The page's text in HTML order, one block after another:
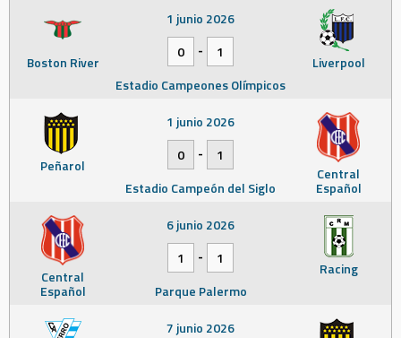
Boston River Liverpool
1 junio 2026
0
-
1
Estadio Campeones Olímpicos
Peñarol Central
Español
1 junio 2026
0
-
1
Estadio Campeón del Siglo
Central
Español
Racing
6 junio 2026
1
-
1
Parque Palermo
7 junio 2026